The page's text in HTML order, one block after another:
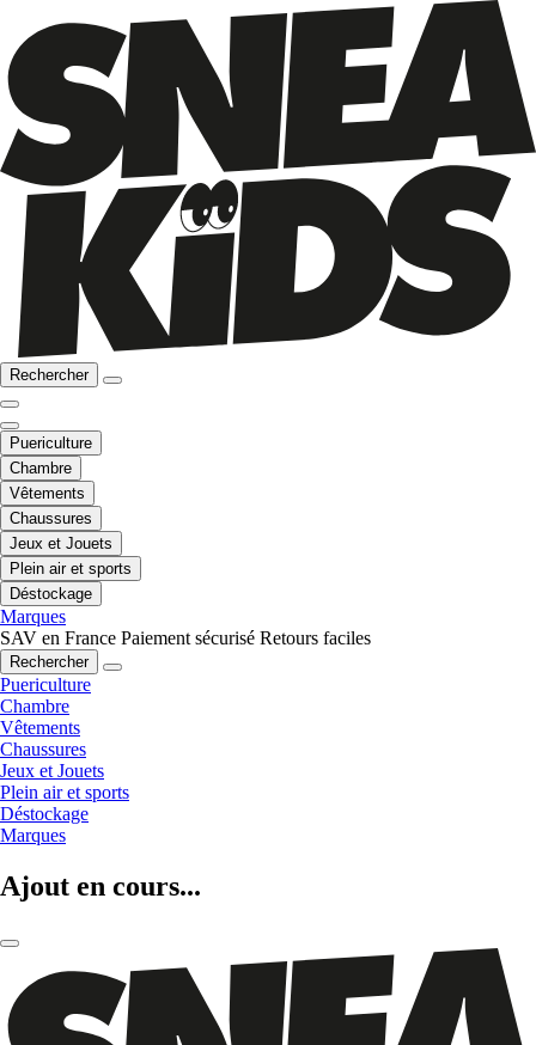
Rechercher
Puericulture
Chambre
Vêtements
Chaussures
Jeux et Jouets
Plein air et sports
Déstockage
Marques
SAV en France Paiement sécurisé Retours faciles
Rechercher
Puericulture
Chambre
Vêtements
Chaussures
Jeux et Jouets
Plein air et sports
Déstockage
Marques
Ajout en cours...